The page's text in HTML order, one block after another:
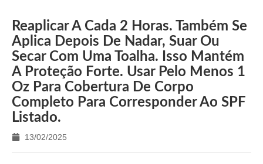
Reaplicar A Cada 2 Horas. Também Se
Aplica Depois De Nadar, Suar Ou
Secar Com Uma Toalha. Isso Mantém
A Proteção Forte. Usar Pelo Menos 1
Oz Para Cobertura De Corpo
Completo Para Corresponder Ao SPF
Listado.
13/02/2025